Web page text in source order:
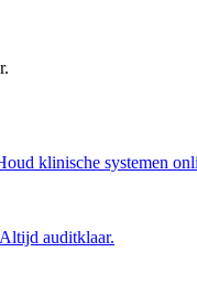
klinische systemen
auditklaar.